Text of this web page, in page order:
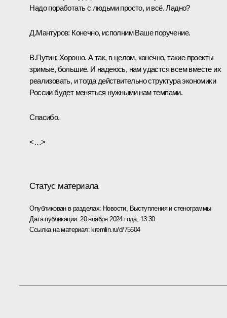
Надо поработать с людьми просто, и всё. Ладно?
Д.Мантуров: Конечно, исполним Ваше поручение.
В.Путин: Хорошо. А так, в целом, конечно, такие проекты
зримые, большие. И надеюсь, нам удастся всем вместе их
реализовать, и тогда действительно структура экономики
России будет меняться нужными нам темпами.
Спасибо.
<…>
Статус материала
Опубликован в разделах: Новости, Выступления и стенограммы
Дата публикации: 20 ноября 2024 года, 13:30
Ссылка на материал: kremlin.ru/d/75604